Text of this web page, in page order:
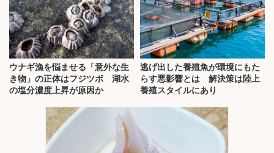
ウナギ漁を悩ませる「意外な生
き物」の正体はフジツボ 湖水
の塩分濃度上昇が原因か
逃げ出した養殖魚が環境にもた
らす悪影響とは 解決策は陸上
養殖スタイルにあり